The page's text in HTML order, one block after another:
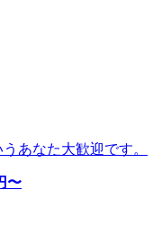
あなた大歓迎です。
〜